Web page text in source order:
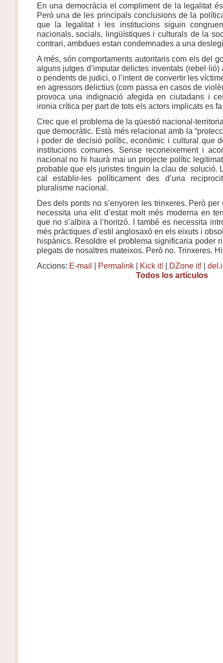
En una democràcia el compliment de la legalitat
Però una de les principals conclusions de la
que la legalitat i les institucions siguin
nacionals, socials, lingüístiques i culturals de la
contrari, ambdues estan condemnades a una
A més, són comportaments autoritaris com els del
alguns jutges d’imputar delictes inventats
o pendents de judici, o l’intent de convertir les
en agressors delictius (com passa en casos de
provoca una indignació afegida en ciutadans i
ironia crítica per part de tots els actors implicats es
Crec que el problema de la qüestió nacional-
que democràtic. Està més relacionat amb la
i poder de decisió polític, econòmic i cultural que
institucions comunes. Sense reconeixement i
nacional no hi haurà mai un projecte polític
probable que els juristes tinguin la clau de solució.
cal establir-les políticament des d’una
pluralisme nacional.
Des dels ponts no s’enyoren les trinxeres. Però
necessita una elit d’estat molt més moderna en
que no s’albira a l’horitzó. I també es necessita
més pràctiques d’estil anglosaxó en els eixuts i
hispànics. Resoldre el problema significaria poder
plegats de nosaltres mateixos. Però no. Trinxeres. Hi
Accions: E-mail | Permalink| Kick it! | DZone it! |
Todos los artículos